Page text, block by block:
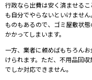
⾏政なら出費は安く済ませる
も⾃分でやらないといけませ
ものもあるので、ゴミ屋敷状
かかってしまいます。
⼀⽅、業者に頼めばもちろん
けられます。ただ、不⽤品回
でしか対応できません。